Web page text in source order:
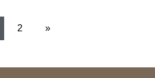
2 »